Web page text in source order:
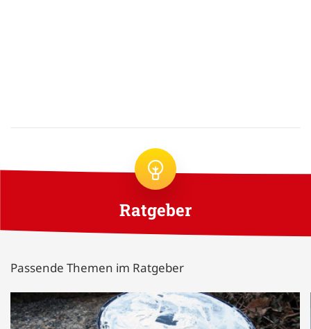
Ratgeber
Passende Themen im Ratgeber